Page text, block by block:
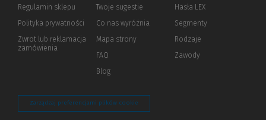
Regulamin sklepu
Polityka prywatności (Nowe
(Link
innej
Zwrot lub reklamacja
zamówienia
innej
Twoje sugestie
Co nas wyróżnia
Mapa strony
FAQ
Blog
Hasła LEX
Segmenty
Rodzaje
Zawody
Zarządzaj preferencjami plików cookie